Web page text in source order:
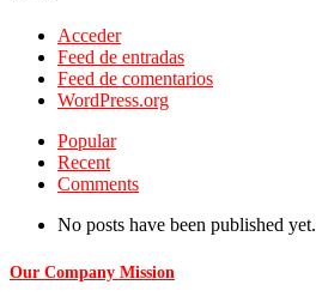
Acceder
Feed de entradas
Feed de comentarios
WordPress.org
Popular
Recent
Comments
No posts have been published yet.
Our Company Mission